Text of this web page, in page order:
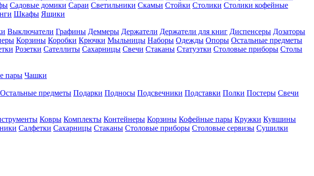
Садовые домики Сараи Светильники Скамьи Стойки Столики Столики кофейные
Шкафы Ящики
Выключатели Графины Деммеры Держатели Держатели для книг Диспенсеры Дозаторы
Корзины Коробки Крючки Мыльницы Наборы Одежды Опоры Остальные предметы
Розетки Сателлиты Сахарницы Свечи Стаканы Статуэтки Столовые приборы Столы
пары Чашки
Остальные предметы Подарки Подносы Подсвечники Подставки Полки Постеры Свечи
Ковры Комплекты Контейнеры Корзины Кофейные пары Кружки Кувшины
Салфетки Сахарницы Стаканы Столовые приборы Столовые сервизы Сушилки